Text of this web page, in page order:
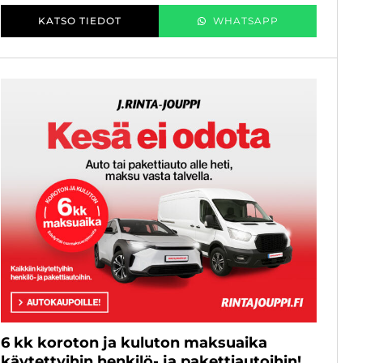
KATSO TIEDOT WHATSAPP
6 kk koroton ja kuluton maksuaika